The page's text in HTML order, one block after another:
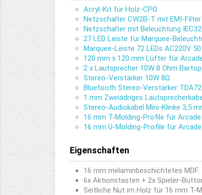
Acryl-Kit für Holz-CPO
Netzschalter CW2B-T mit EMI-
Netzschalter mit Beleuchtung
27 LED Leiste für Marquee-
Marquee-Leiste 72 LEDs AC220V
120 mm x 120 mm Lüfter für
2 x Lautsprecher 10W 8 Ohm
Stereo-Verstärker 10W 8Ω
Bluetooth Stereo-Verstärker
1 mm Zweiadriges
Stereo-Audiokabel Mini-Klinke 3,5
16 mm T-Molding-Profile für
16 mm U-Molding-Profile für
Eigenschaften
16 mm melaminbeschichtetes
6x Aktionstasten + 2x Spieler-
Seitliche Nut im Holz für 16 mm T-